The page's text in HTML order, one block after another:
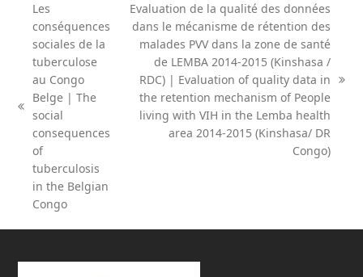
previous
post:
Les
conséquences
sociales de la
tuberculose
au Congo
Belge | The
social
consequences
of
tuberculosis
in the Belgian
Congo
next
post:
Evaluation de la qualité des données
dans le mécanisme de rétention des
malades PVV dans la zone de santé
de LEMBA 2014-2015 (Kinshasa /
RDC) | Evaluation of quality data in
the retention mechanism of People
living with VIH in the Lemba health
area 2014-2015 (Kinshasa/ DR
Congo)